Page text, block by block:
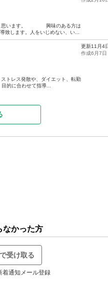
うと思います。 興味のある方は
致します。人をいじめない、い...
トレス発散や、ダイエット、転勤
的に合わせて指導...
更新11月4
作成6月7日
なかった方
受け取る
着通知メール登録